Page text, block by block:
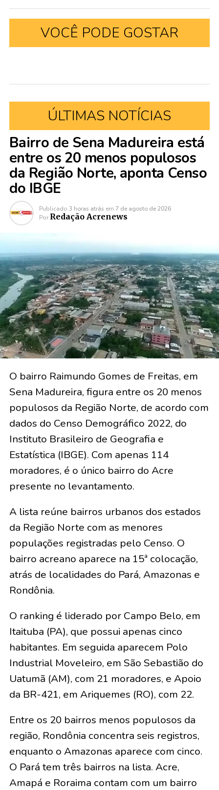
VOCÊ PODE GOSTAR
ÚLTIMAS NOTÍCIAS
Bairro de Sena Madureira está
entre os 20 menos populosos
da Região Norte, aponta Censo
do IBGE
Publicado 3 horas atrás em 7 de agosto de 2026
Por Redação Acrenews
O bairro Raimundo Gomes de Freitas, em
Sena Madureira, figura entre os 20 menos
populosos da Região Norte, de acordo com
dados do Censo Demográfico 2022, do
Instituto Brasileiro de Geografia e
Estatística (IBGE). Com apenas 114
moradores, é o único bairro do Acre
presente no levantamento.
A lista reúne bairros urbanos dos estados
da Região Norte com as menores
populações registradas pelo Censo. O
bairro acreano aparece na 15ª colocação,
atrás de localidades do Pará, Amazonas e
Rondônia.
O ranking é liderado por Campo Belo, em
Itaituba (PA), que possui apenas cinco
habitantes. Em seguida aparecem Polo
Industrial Moveleiro, em São Sebastião do
Uatumã (AM), com 21 moradores, e Apoio
da BR-421, em Ariquemes (RO), com 22.
Entre os 20 bairros menos populosos da
região, Rondônia concentra seis registros,
enquanto o Amazonas aparece com cinco.
O Pará tem três bairros na lista. Acre,
Amapá e Roraima contam com um bairro